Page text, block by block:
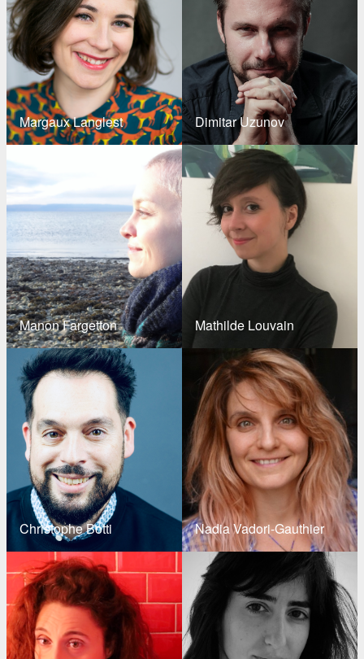
Margaux Langlest Dimitar Uzunov
Manon Fargetton Mathilde Louvain
Christophe Botti Nadia Vadori-Gauthier